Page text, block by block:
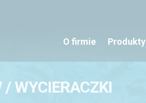
O firmie Produkty
/ WYCIERACZKI